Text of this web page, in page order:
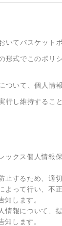
てバスケット
式でこのポ
いて、個人
し維持するこ
クス個人情
するため、適
って行い、不
します。
報について、
します。